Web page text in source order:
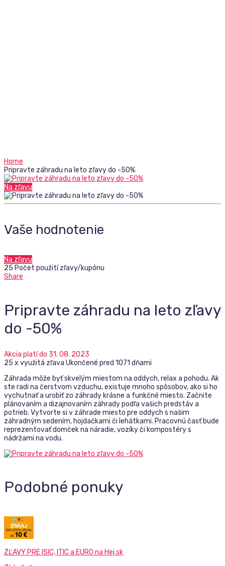
Home
Pripravte záhradu na leto zľavy do -50%
Na zľavu
Vaše hodnotenie
Na zľavu
25 Počet použití zľavy/kupónu
Share
Pripravte záhradu na leto zľavy
do -50%
Akcia platí do 31. 08. 2023
25 x využitá zľava Ukončené pred 1071 dňami
Záhrada môže byť skvelým miestom na oddych, relax a pohodu. Ak
ste radi na čerstvom vzduchu, existuje mnoho spôsobov, ako si ho
vychutnať a urobiť zo záhrady krásne a funkčné miesto. Začnite
plánovaním a dizajnovaním záhrady podľa vašich predstáv a
potrieb. Vytvorte si v záhrade miesto pre oddych s našim
záhradným sedením, hojdačkami či lehátkami. Pracovnú časť bude
reprezentovať domček na náradie, vozíky či kompostéry s
nádržami na vodu.
Podobné ponuky
ZĽAVY PRE ISIC, ITIC a EURO na Hej.sk